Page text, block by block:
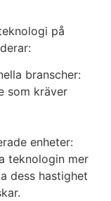
på
branscher:
som kräver
enheter:
teknologin mer
dess hastighet